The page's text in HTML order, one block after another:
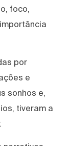
foco,
por
e
sonhos e,
tiveram a